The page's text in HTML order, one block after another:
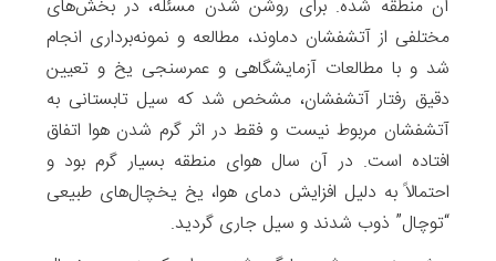
آن منطقه شده. برای روشن شدن مسئله، در بخش‌های
مختلفی از آتشفشان دماوند، مطالعه و نمونه‌برداری انجام
شد و با مطالعات آزمایشگاهی و عمر‌سنجی یخ و تعیین
دقیق رفتار آتشفشان، مشخص شد که سیل تابستانی به
آتشفشان مربوط نیست و فقط در اثر گرم شدن هوا اتفاق
افتاده است. در آن سال هوای منطقه بسیار گرم بود و
احتمالاً به دلیل افزایش دمای هوا، یخ یخچال‌های طبیعی
“توچال” ذوب شدند و سیل جاری گردید.